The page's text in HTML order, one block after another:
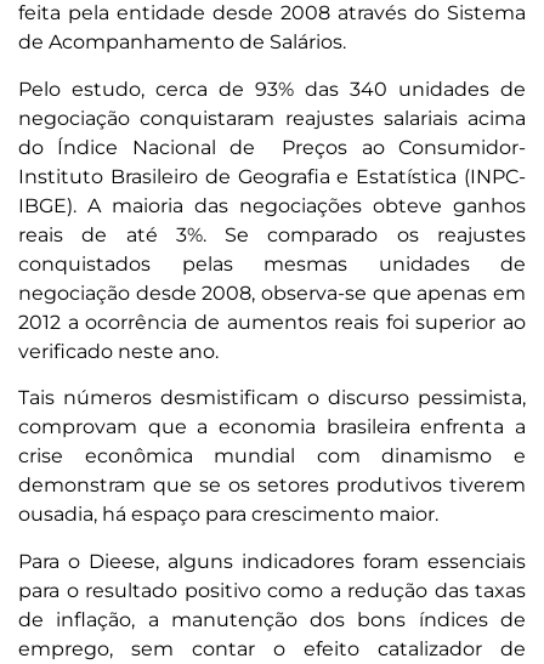
feita pela entidade desde 2008 através do Sistema
de Acompanhamento de Salários.
Pelo estudo, cerca de 93% das 340 unidades de
negociação conquistaram reajustes salariais acima
do Índice Nacional de Preços ao Consumidor-
Instituto Brasileiro de Geografia e Estatística (INPC-
IBGE). A maioria das negociações obteve ganhos
reais de até 3%. Se comparado os reajustes
conquistados pelas mesmas unidades de
negociação desde 2008, observa-se que apenas em
2012 a ocorrência de aumentos reais foi superior ao
verificado neste ano.
Tais números desmistificam o discurso pessimista,
comprovam que a economia brasileira enfrenta a
crise econômica mundial com dinamismo e
demonstram que se os setores produtivos tiverem
ousadia, há espaço para crescimento maior.
Para o Dieese, alguns indicadores foram essenciais
para o resultado positivo como a redução das taxas
de inflação, a manutenção dos bons índices de
emprego, sem contar o efeito catalizador de